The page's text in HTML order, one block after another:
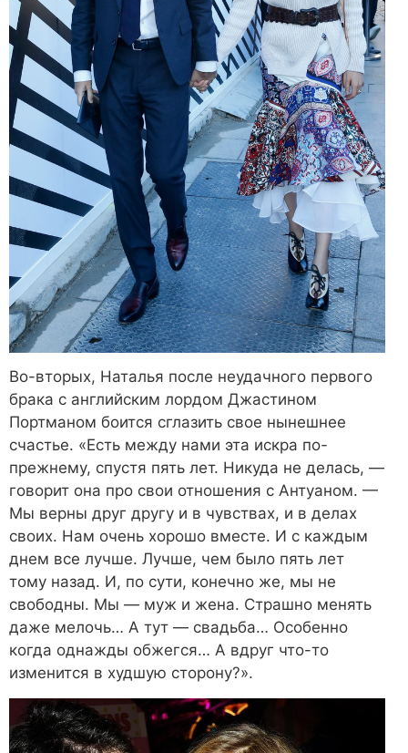
Во-вторых, Наталья после неудачного первого
брака с английским лордом Джастином
Портманом боится сглазить свое нынешнее
счастье. «Есть между нами эта искра по-
прежнему, спустя пять лет. Никуда не делась, —
говорит она про свои отношения с Антуаном. —
Мы верны друг другу и в чувствах, и в делах
своих. Нам очень хорошо вместе. И с каждым
днем все лучше. Лучше, чем было пять лет
тому назад. И, по сути, конечно же, мы не
свободны. Мы — муж и жена. Страшно менять
даже мелочь… А тут — свадьба… Особенно
когда однажды обжегся… А вдруг что-то
изменится в худшую сторону?».